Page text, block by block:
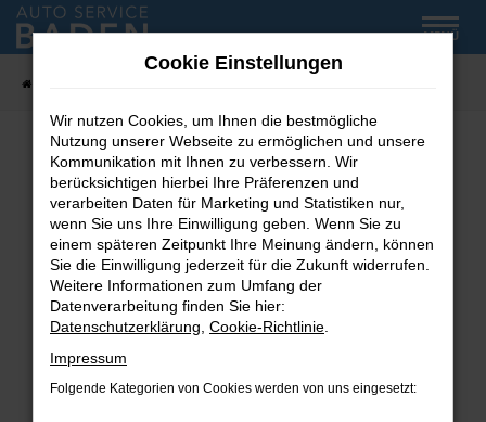
Zum
Hauptinhalt
MENÜ
Fehler: Network Error
Beim Laden ist ein Fehler aufgetreten.
Hier sind ein paar Tipps, die dir helfen können:
Überprüfe deine Firewall und deine
Internetverbindung.
Laden andere Webseiten, zum Beispiel deine
Suchmaschine?
Prüfe deine Browsererweiterungen.
Cookie Einstellungen
Wir nutzen Cookies, um Ihnen die bestmögliche
Nutzung unserer Webseite zu ermöglichen und unsere
Kommunikation mit Ihnen zu verbessern. Wir
berücksichtigen hierbei Ihre Präferenzen und
verarbeiten Daten für Marketing und Statistiken nur,
wenn Sie uns Ihre Einwilligung geben. Wenn Sie zu
einem späteren Zeitpunkt Ihre Meinung ändern, können
Sie die Einwilligung jederzeit für die Zukunft widerrufen.
Weitere Informationen zum Umfang der
Datenverarbeitung finden Sie hier:
Datenschutzerklärung Cookie-Richtlinie
Impressum
Folgende Kategorien von Cookies werden von uns eingesetzt: